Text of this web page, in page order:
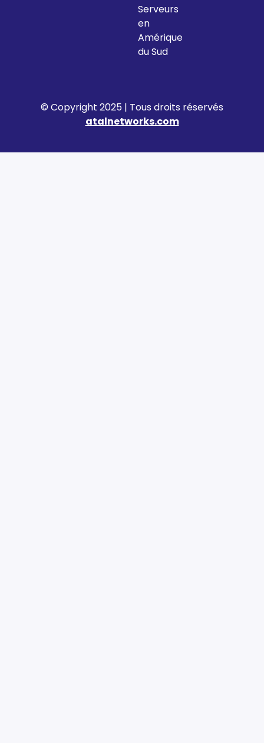
Serveurs
en
Amérique
du Sud
© Copyright 2025 | Tous droits réservés
atalnetworks.com